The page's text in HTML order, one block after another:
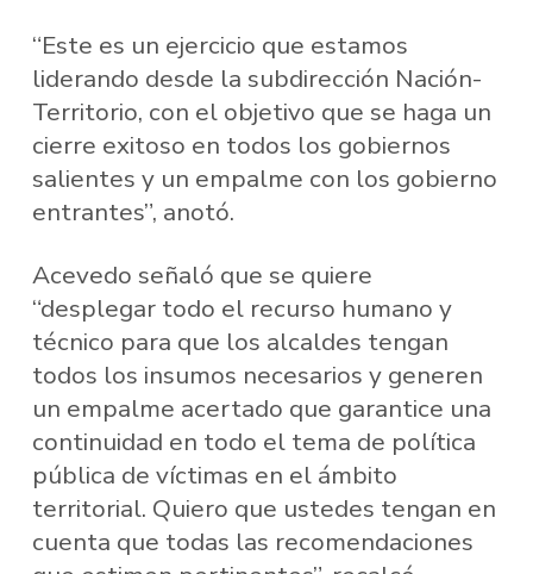
“Este es un ejercicio que estamos
liderando desde la subdirección Nación-
Territorio, con el objetivo que se haga un
cierre exitoso en todos los gobiernos
salientes y un empalme con los gobierno
entrantes”, anotó.
Acevedo señaló que se quiere
“desplegar todo el recurso humano y
técnico para que los alcaldes tengan
todos los insumos necesarios y generen
un empalme acertado que garantice una
continuidad en todo el tema de política
pública de víctimas en el ámbito
territorial. Quiero que ustedes tengan en
cuenta que todas las recomendaciones